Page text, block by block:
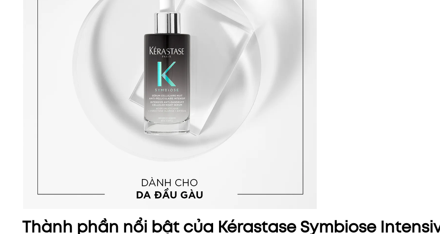
Thành phần nổi bật của Kérastase Symbiose